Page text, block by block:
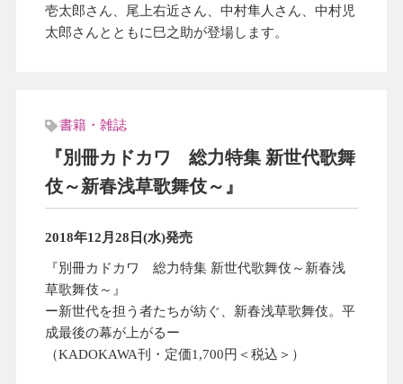
壱太郎さん、尾上右近さん、中村隼人さん、中村児
太郎さんとともに巳之助が登場します。
書籍・雑誌
『別冊カドカワ 総力特集 新世代歌舞
伎～新春浅草歌舞伎～』
2018年12月28日(水)発売
『別冊カドカワ 総力特集 新世代歌舞伎～新春浅
草歌舞伎～』
ー新世代を担う者たちが紡ぐ、新春浅草歌舞伎。平
成最後の幕が上がるー
（KADOKAWA刊・定価1,700円＜税込＞）